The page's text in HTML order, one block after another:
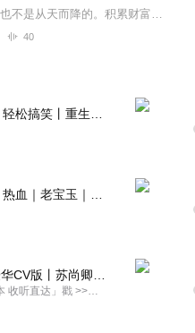
致富不是靠运气，幸福也不是从天而降的。积累财富和幸福生活是我们可以学习的技能。这本书收集整理了硅谷投资人纳瓦尔在过去十年里通过推特、播客和采访等方式分享的人生智...
40
「盗墓笔记全系列20+本 收听直达」戳 >>改编自南派三叔同名作品，腾讯音乐娱乐集团出品，冠声文化制作，...